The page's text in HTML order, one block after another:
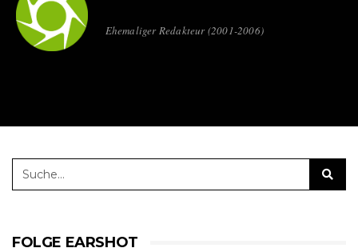
Ehemaliger Redakteur (2001-2006)
FOLGE EARSHOT